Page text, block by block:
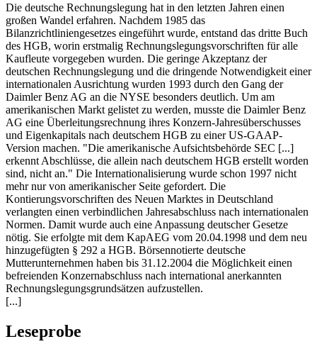
Die deutsche Rechnungslegung hat in den letzten Jahren einen
großen Wandel erfahren. Nachdem 1985 das
Bilanzrichtliniengesetzes eingeführt wurde, entstand das dritte Buch
des HGB, worin erstmalig Rechnungslegungsvorschriften für alle
Kaufleute vorgegeben wurden. Die geringe Akzeptanz der
deutschen Rechnungslegung und die dringende Notwendigkeit einer
internationalen Ausrichtung wurden 1993 durch den Gang der
Daimler Benz AG an die NYSE besonders deutlich. Um am
amerikanischen Markt gelistet zu werden, musste die Daimler Benz
AG eine Überleitungsrechnung ihres Konzern-Jahresüberschusses
und Eigenkapitals nach deutschem HGB zu einer US-GAAP-
Version machen. "Die amerikanische Aufsichtsbehörde SEC [...]
erkennt Abschlüsse, die allein nach deutschem HGB erstellt worden
sind, nicht an." Die Internationalisierung wurde schon 1997 nicht
mehr nur von amerikanischer Seite gefordert. Die
Kontierungsvorschriften des Neuen Marktes in Deutschland
verlangten einen verbindlichen Jahresabschluss nach internationalen
Normen. Damit wurde auch eine Anpassung deutscher Gesetze
nötig. Sie erfolgte mit dem KapAEG vom 20.04.1998 und dem neu
hinzugefügten § 292 a HGB. Börsennotierte deutsche
Mutterunternehmen haben bis 31.12.2004 die Möglichkeit einen
befreienden Konzernabschluss nach international anerkannten
Rechnungslegungsgrundsätzen aufzustellen.
[...]
Leseprobe